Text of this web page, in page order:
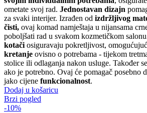
ometate svoj rad. Jednostavan dizajn
za svaki interijer. Izrađen od izdržljivog
čisti, ovaj komad namještaja u nijansama
poboljšati rad u svakom kozmetičkom
kotači osiguravaju pokretljivost,
kretanje ovisno o potrebama - tijekom
stolice ili odlaganja nakon usluge. Također
ako je potrebno. Ovaj će pomagač posebno
jako cijene funkcionalnost.
Dodaj u košaricu
Brzi pogled
-10%